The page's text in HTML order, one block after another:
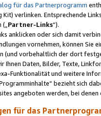
für das Partnerprogramm
verlinken. Entsprechende
Partner-Links“).
anklicken oder sich damit
vornehmen, können Sie
(und vorbehaltlich der dort
Ihnen Daten, Bilder, Texte,
Funktionalität und weitere
bezieht sich
angeboten werden, bei
für das